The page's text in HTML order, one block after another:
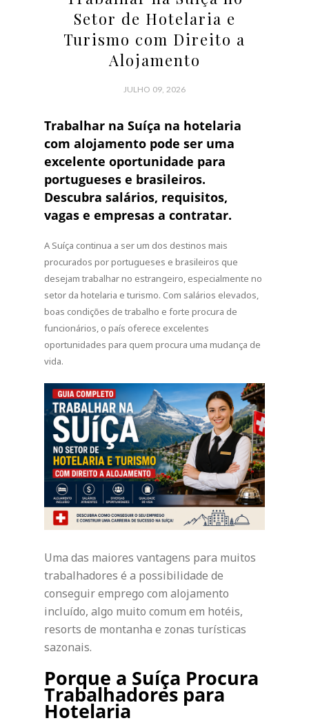
Setor de Hotelaria e
Turismo com Direito a
Alojamento
JULHO 09, 2026
Trabalhar na Suíça na hotelaria
com alojamento pode ser uma
excelente oportunidade para
portugueses e brasileiros.
Descubra salários, requisitos,
vagas e empresas a contratar.
A Suíça continua a ser um dos destinos mais
procurados por portugueses e brasileiros que
desejam trabalhar no estrangeiro, especialmente no
setor da hotelaria e turismo. Com salários elevados,
boas condições de trabalho e forte procura de
funcionários, o país oferece excelentes
oportunidades para quem procura uma mudança de
vida.
Uma das maiores vantagens para muitos
trabalhadores é a possibilidade de
conseguir emprego com alojamento
incluído, algo muito comum em hotéis,
resorts de montanha e zonas turísticas
sazonais.
Porque a Suíça Procura
Trabalhadores para
Hotelaria